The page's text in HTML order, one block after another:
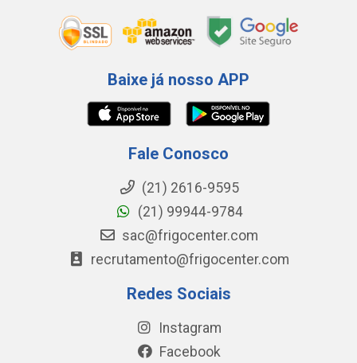
Baixe já nosso APP
Fale Conosco
(21) 2616-9595
(21) 99944-9784
sac@frigocenter.com
recrutamento@frigocenter.com
Redes Sociais
Instagram
Facebook